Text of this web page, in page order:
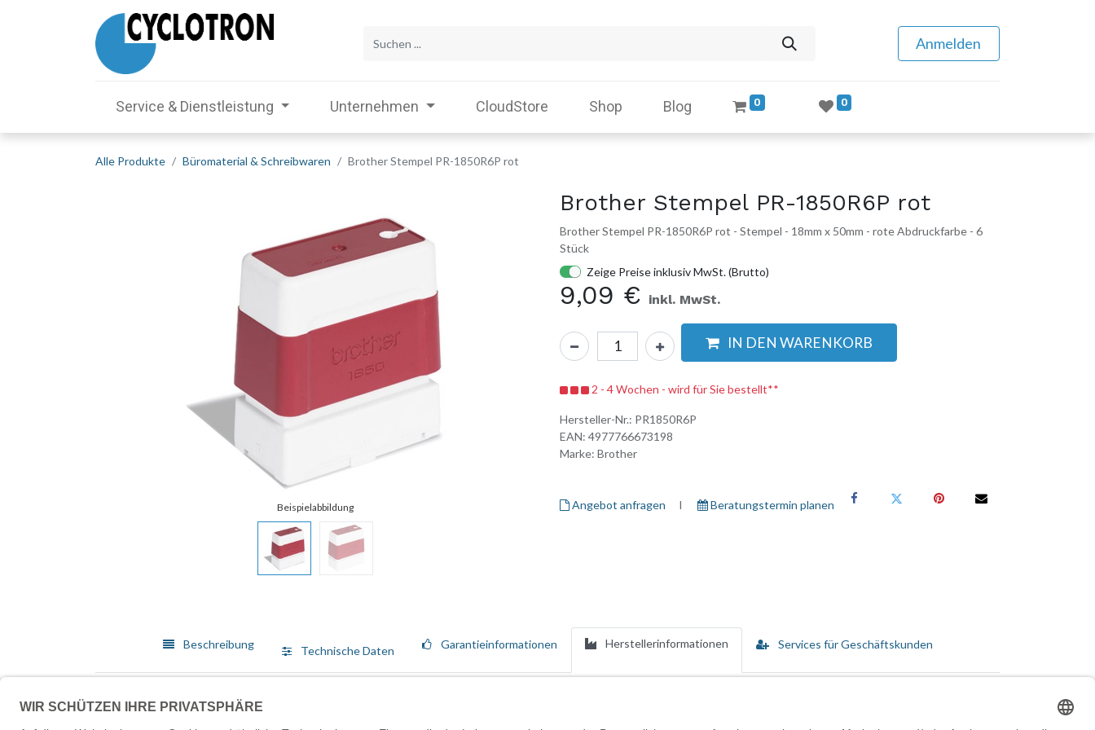
Anmelden
Service & Dienstleistung Unternehmen CloudStore Shop Blog 0 0
Alle Produkte Büromaterial & Schreibwaren Brother Stempel PR-1850R6P rot
Brother Stempel PR-1850R6P rot
Brother Stempel PR-1850R6P rot - Stempel - 18mm x 50mm - rote Abdruckfarbe - 6
Stück
Zeige Preise inklusiv MwSt. (Brutto)
9,09 € inkl. MwSt.
IN DEN WARENKORB
2 - 4 Wochen - wird für Sie bestellt**
Hersteller-Nr.: PR1850R6P
EAN: 4977766673198
Marke: Brother
Angebot anfragen I ​ Beratungstermin planen
Beschreibung Technische Daten Garantieinformationen Herstellerinformationen Services für Geschäftskunden
Lebensdauer.